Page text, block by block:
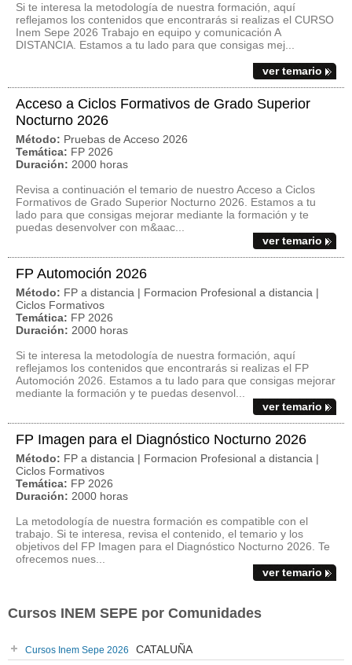
Si te interesa la metodología de nuestra formación, aquí
reflejamos los contenidos que encontrarás si realizas el CURSO
Inem Sepe 2026 Trabajo en equipo y comunicación A
DISTANCIA. Estamos a tu lado para que consigas mej...
ver temario
Acceso a Ciclos Formativos de Grado Superior
Nocturno 2026
Método: Pruebas de Acceso 2026
Temática: FP 2026
Duración: 2000 horas
Revisa a continuación el temario de nuestro Acceso a Ciclos
Formativos de Grado Superior Nocturno 2026. Estamos a tu
lado para que consigas mejorar mediante la formación y te
puedas desenvolver con m&aac...
ver temario
FP Automoción 2026
Método: FP a distancia | Formacion Profesional a distancia |
Ciclos Formativos
Temática: FP 2026
Duración: 2000 horas
Si te interesa la metodología de nuestra formación, aquí
reflejamos los contenidos que encontrarás si realizas el FP
Automoción 2026. Estamos a tu lado para que consigas mejorar
mediante la formación y te puedas desenvol...
ver temario
FP Imagen para el Diagnóstico Nocturno 2026
Método: FP a distancia | Formacion Profesional a distancia |
Ciclos Formativos
Temática: FP 2026
Duración: 2000 horas
La metodología de nuestra formación es compatible con el
trabajo. Si te interesa, revisa el contenido, el temario y los
objetivos del FP Imagen para el Diagnóstico Nocturno 2026. Te
ofrecemos nues...
ver temario
Cursos INEM SEPE por Comunidades
Cursos Inem Sepe 2026 CATALUÑA